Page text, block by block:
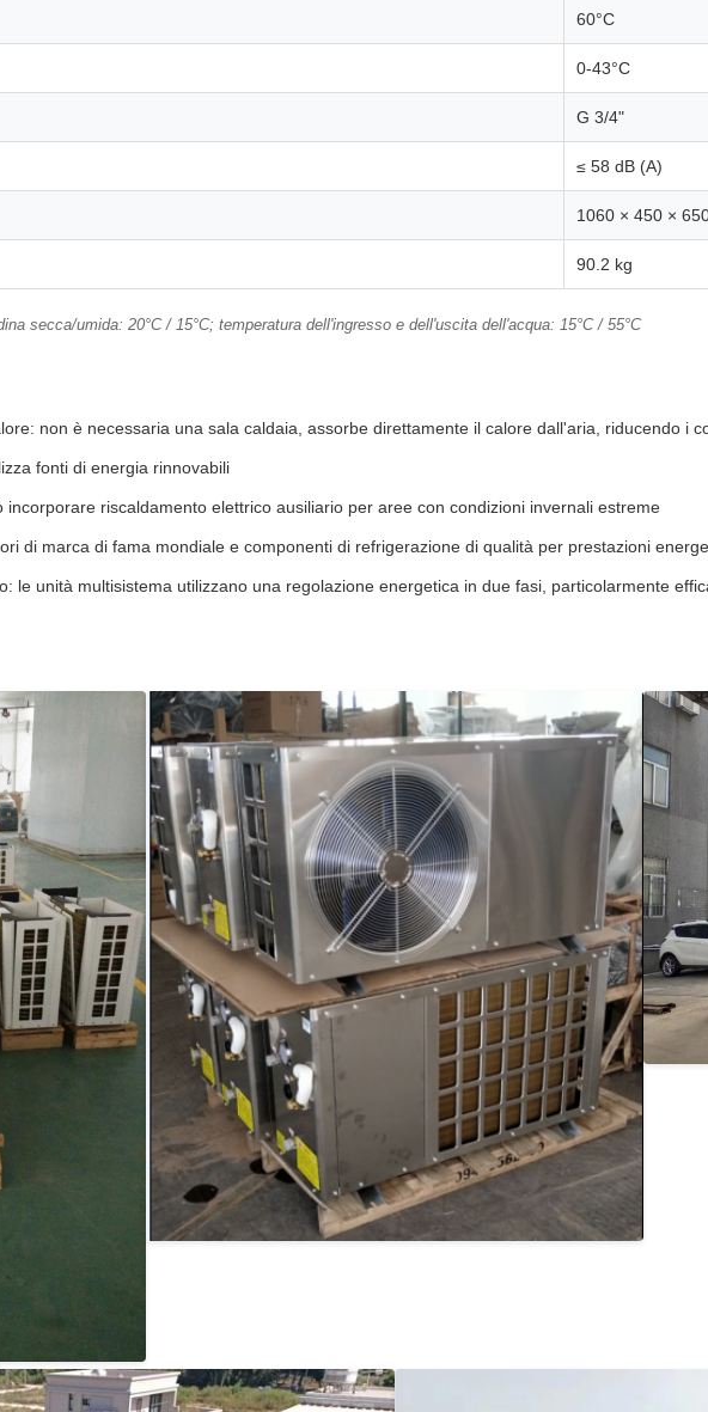
60°C
0-43°C
G 3/4"
≤ 58 dB (A)
1060 × 450 ×
90.2 kg
secca/umida: 20°C / 15°C; temperatura dell'ingresso e dell'uscita dell'acqua: 15°C / 55°C
non è necessaria una sala caldaia, assorbe direttamente il calore dall'aria, riducendo i
fonti di energia rinnovabili
riscaldamento elettrico ausiliario per aree con condizioni invernali estreme
di marca di fama mondiale e componenti di refrigerazione di qualità per prestazioni
le unità multisistema utilizzano una regolazione energetica in due fasi, particolarmente